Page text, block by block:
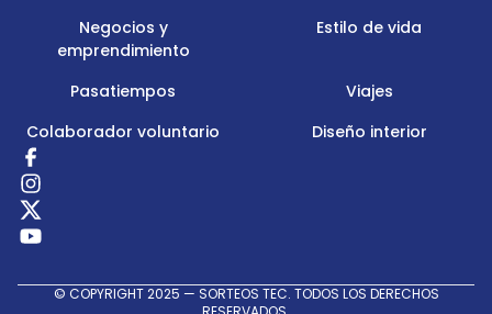
Negocios y
emprendimiento
Estilo de vida
Pasatiempos
Viajes
Colaborador voluntario
Diseño interior
Redes
Sociales
© COPYRIGHT 2025 — SORTEOS TEC. TODOS LOS DERECHOS